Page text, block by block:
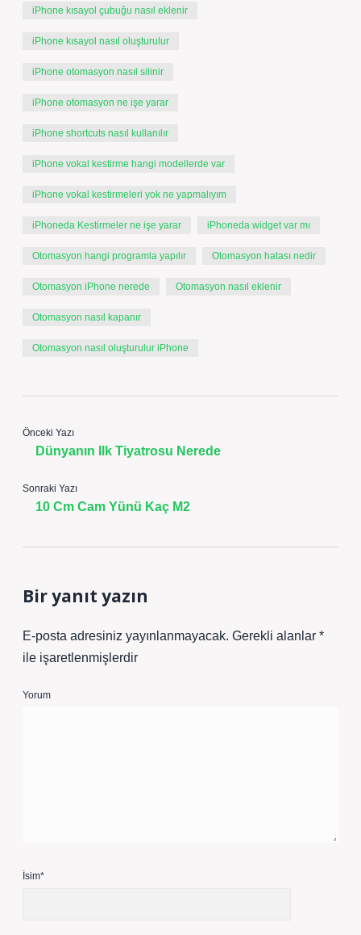
iPhone kısayol çubuğu nasıl eklenir
iPhone kısayol nasıl oluşturulur
iPhone otomasyon nasıl silinir
iPhone otomasyon ne işe yarar
iPhone shortcuts nasıl kullanılır
iPhone vokal kestirme hangi modellerde var
iPhone vokal kestirmeleri yok ne yapmalıyım
iPhoneda Kestirmeler ne işe yarar iPhoneda widget var mı
Otomasyon hangi programla yapılır Otomasyon hatası nedir
Otomasyon iPhone nerede Otomasyon nasıl eklenir
Otomasyon nasıl kapanır
Otomasyon nasıl oluşturulur iPhone
Önceki Yazı
Dünyanın Ilk Tiyatrosu Nerede
Sonraki Yazı
10 Cm Cam Yünü Kaç M2
Bir yanıt yazın
E-posta adresiniz yayınlanmayacak. Gerekli alanlar *
ile işaretlenmişlerdir
Yorum
İsim*